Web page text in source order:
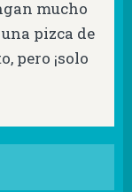
mucho
pizca de
pero ¡solo